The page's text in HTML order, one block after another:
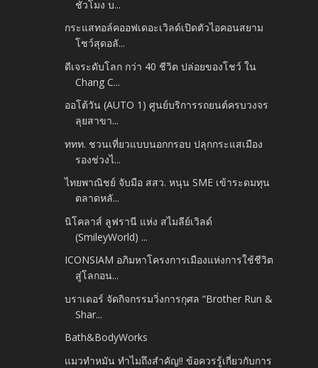
ชั่วโมง บ...
กระแสทอล์คออฟเดอะเวิลด์เปิดตัวไอคอนสยาม
โชว์สุดอลั...
ดีเจระดับโลก กว่า 40 ชีวิต ปล่อยของโชว์ ใน
Chang C...
ออโต้วัน (AUTO 1) ศูนย์บริการรถยนต์ครบวงจร
ลุยสาขา...
ททท. ชวนเที่ยวแบบนอกกรอบ ปลุกกระแสเมือง
รองช่วงไ...
ไทยพาณิชย์ จับมือ สสว. หนุน SME เข้าระดมทุน
ตลาดหลั...
นิโคลาส์ ลูฟรานี แห่ง สไมลีย์เวิลด์
(SmileyWorld) ...
ICONSIAM อภิมหาโครงการเมืองแห่งการใช้ชีวิต
สู่โลกอน...
บราเดอร์ จัดกิจกรรมวิ่งการกุศล “Brother Run &
Shar...
Bath&BodyWorks
แมวทำหมัน ทำไมถึงสำคัญ!! ข้อควรรู้เกี่ยวกับการ